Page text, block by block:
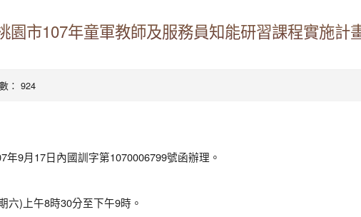
園市107年童軍教師及服務員知能研習課程實施計
： 924
9月17日內國訓字第1070006799號函辦理。
六)上午8時30分至下午9時。